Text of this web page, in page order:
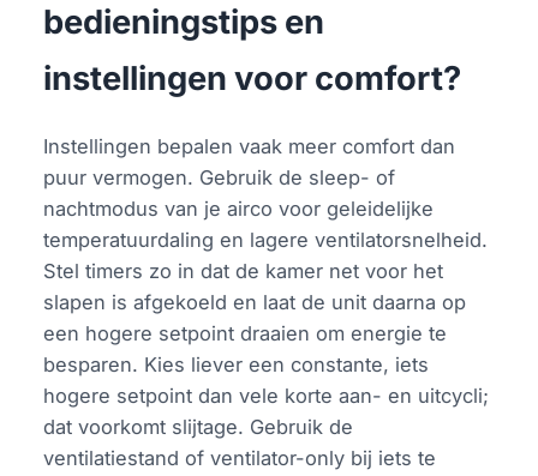
bedieningstips en
instellingen voor comfort?
Instellingen bepalen vaak meer comfort dan
puur vermogen. Gebruik de sleep- of
nachtmodus van je airco voor geleidelijke
temperatuurdaling en lagere ventilatorsnelheid.
Stel timers zo in dat de kamer net voor het
slapen is afgekoeld en laat de unit daarna op
een hogere setpoint draaien om energie te
besparen. Kies liever een constante, iets
hogere setpoint dan vele korte aan- en uitcycli;
dat voorkomt slijtage. Gebruik de
ventilatiestand of ventilator-only bij iets te